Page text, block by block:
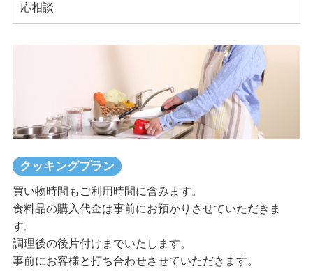
応相談
クッキングプラン
買い物時間もご利用時間に含みます。
食料品の購入代金は事前にお預かりさせていただきま
す。
調理後の後片付けまでいたします。
事前にお客様と打ち合わせさせていただきます。